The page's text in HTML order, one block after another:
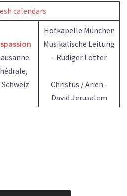
calendars
Schweiz
Hofkapelle München
Musikalische Leitung
- Rüdiger Lotter
Christus / Arien -
David Jerusalem